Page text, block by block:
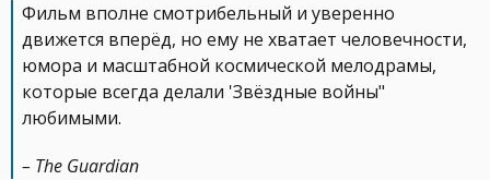
Фильм вполне смотрибельный и уверенно
движется вперёд, но ему не хватает человечности,
юмора и масштабной космической мелодрамы,
которые всегда делали 'Звёздные войны"
любимыми.
– The Guardian